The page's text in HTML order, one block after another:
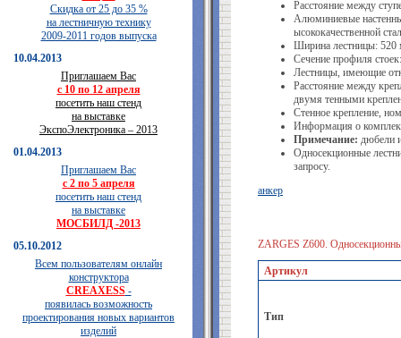
Скидка от 25 до 35 %
на лестничную технику
2009-2011 годов выпуска
10.04.2013
Приглашаем Вас
с 10 по 12 апреля
посетить наш стенд
на выставке
ЭкспоЭлектроника – 2013
01.04.2013
Приглашаем Вас
с 2 по 5 апреля
посетить наш стенд
на выставке
МОСБИЛД -2013
05.10.2012
Всем пользователям онлайн
конструктора
CREAXESS-
появилась возможность
проектирования новых вариантов
изделий
Расстояние между
Алюминиевые
ысококачественной
Ширина лестницы:
Сечение профиля
Лестницы, имеющие
Расстояние между
двумя тенными
Стенное крепление,
Информация о
Примечание: дюбели
Односекционные
запросу.
анкер
ZARGES Z600.
Артикул
Тип